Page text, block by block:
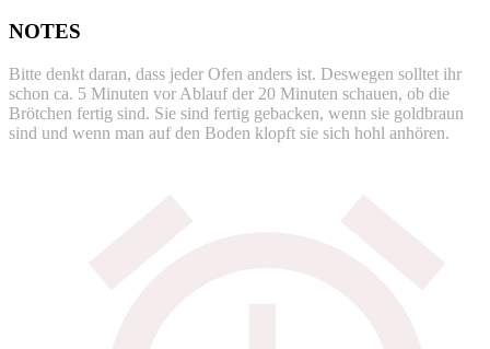
NOTES
Bitte denkt daran, dass jeder Ofen anders ist. Deswegen solltet ihr
schon ca. 5 Minuten vor Ablauf der 20 Minuten schauen, ob die
Brötchen fertig sind. Sie sind fertig gebacken, wenn sie goldbraun
sind und wenn man auf den Boden klopft sie sich hohl anhören.